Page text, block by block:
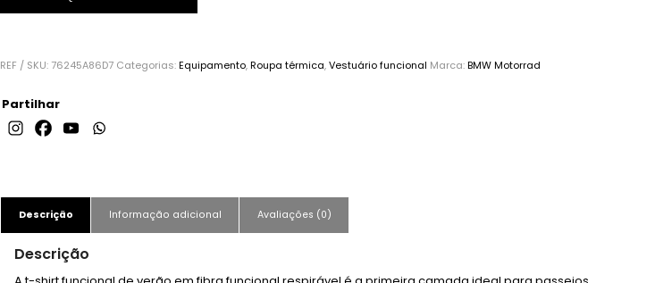
REF / SKU: 76245A86D7 Categorias:Equipamento,Roupa térmica,Vestuário funcional Marca:BMW Motorrad
Partilhar
Descrição Informação adicional Avaliações (0)
Descrição